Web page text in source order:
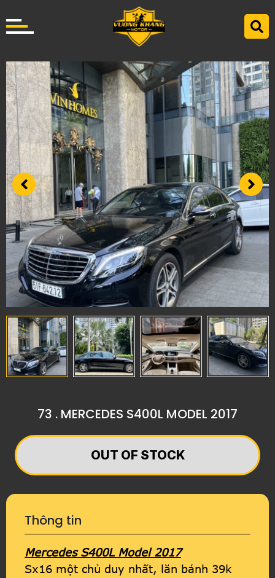
73 . MERCEDES S400L MODEL 2017
OUT OF STOCK
Thông tin
Mercedes S400L Model 2017
Sx16 một chủ duy nhất, lăn bánh 39k